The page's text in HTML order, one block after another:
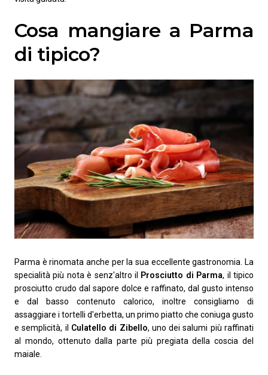
Cosa mangiare a Parma
di tipico?
Parma è rinomata anche per la sua eccellente gastronomia. La
specialità più nota è senz'altro il Prosciutto di Parma, il tipico
prosciutto crudo dal sapore dolce e raffinato, dal gusto intenso
e dal basso contenuto calorico, inoltre consigliamo di
assaggiare i tortelli d'erbetta, un primo piatto che coniuga gusto
e semplicità, il Culatello di Zibello, uno dei salumi più raffinati
al mondo, ottenuto dalla parte più pregiata della coscia del
maiale.